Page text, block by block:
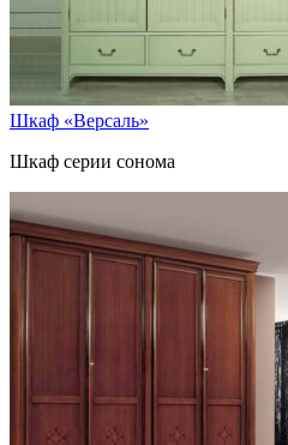
Шкаф «Версаль»
Шкаф серии сонома